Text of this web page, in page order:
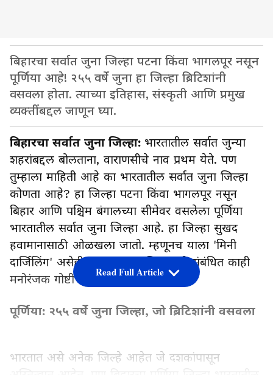
बिहारचा सर्वात जुना जिल्हा पटना किंवा भागलपूर नसून
पूर्णिया आहे! २५५ वर्षे जुना हा जिल्हा ब्रिटिशांनी
वसवला होता. त्याच्या इतिहास, संस्कृती आणि प्रमुख
व्यक्तींबद्दल जाणून घ्या.
बिहारचा सर्वात जुना जिल्हा: भारतातील सर्वात जुन्या
शहरांबद्दल बोलताना, वाराणसीचे नाव प्रथम येते. पण
तुम्हाला माहिती आहे का भारतातील सर्वात जुना जिल्हा
कोणता आहे? हा जिल्हा पटना किंवा भागलपूर नसून
बिहार आणि पश्चिम बंगालच्या सीमेवर वसलेला पूर्णिया
भारतातील सर्वात जुना जिल्हा आहे. हा जिल्हा सुखद
हवामानासाठी ओळखला जातो. म्हणूनच याला 'मिनी
दार्जिलिंग' असेही म्हणतात. या जिल्ह्याशी संबंधित काही
मनोरंजक गोष्टी जाणून घेऊया.
पूर्णिया: २५५ वर्षे जुना जिल्हा, जो ब्रिटिशांनी वसवला
भारतात असे अनेक जिल्हे आहेत जे दशकांपासून
Read Full Article